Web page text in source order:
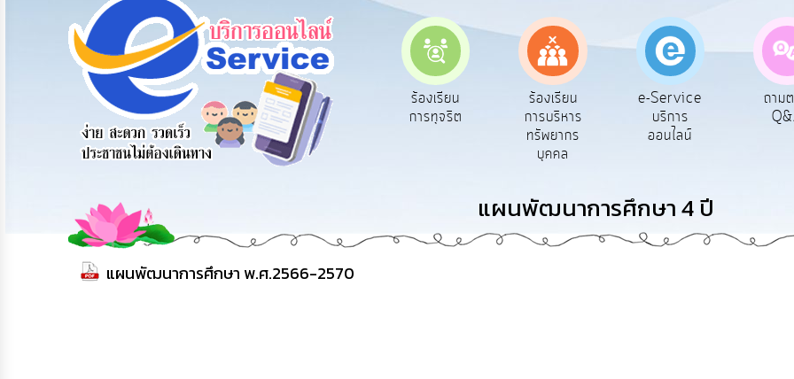
สายด่วนผู้
บริหาร
รับฟังความ
คิดเห็น
ประชาชน
ร้องเรียน
ร้องทุกข์
ร้องเรียน
การทุจริต
ร้องเรียน
การบริหาร
ทรัพยากร
บุคคล
e-Service
บริการ
ออนไลน์
ถาม
แผนพัฒนาการศึกษา 4 ปี
แผนพัฒนาการศึกษา พ.ศ.2566-2570